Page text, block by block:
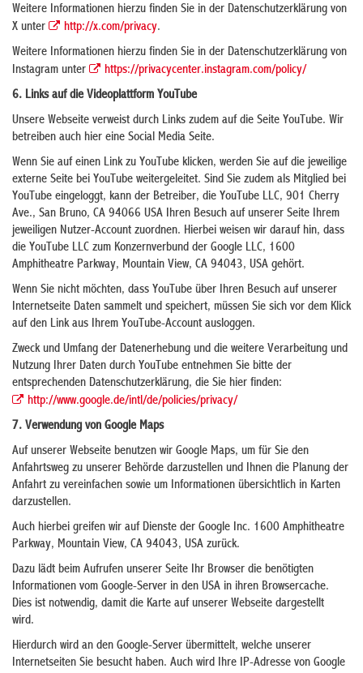
Weitere Informationen hierzu finden Sie in der Datenschutzerklärung von
X unter
http://x.com/privacy.
Weitere Informationen hierzu finden Sie in der Datenschutzerklärung von
Instagram unter
https://privacycenter.instagram.com/policy/
6. Links auf die Videoplattform YouTube
Unsere Webseite verweist durch Links zudem auf die Seite YouTube. Wir
betreiben auch hier eine Social Media Seite.
Wenn Sie auf einen Link zu YouTube klicken, werden Sie auf die jeweilige
externe Seite bei YouTube weitergeleitet. Sind Sie zudem als Mitglied bei
YouTube eingeloggt, kann der Betreiber, die YouTube LLC, 901 Cherry
Ave., San Bruno, CA 94066 USA Ihren Besuch auf unserer Seite Ihrem
jeweiligen Nutzer-Account zuordnen. Hierbei weisen wir darauf hin, dass
die YouTube LLC zum Konzernverbund der Google LLC, 1600
Amphitheatre Parkway, Mountain View, CA 94043, USA gehört.
Wenn Sie nicht möchten, dass YouTube über Ihren Besuch auf unserer
Internetseite Daten sammelt und speichert, müssen Sie sich vor dem Klick
auf den Link aus Ihrem YouTube-Account ausloggen.
Zweck und Umfang der Datenerhebung und die weitere Verarbeitung und
Nutzung Ihrer Daten durch YouTube entnehmen Sie bitte der
entsprechenden Datenschutzerklärung, die Sie hier finden:
http://www.google.de/intl/de/policies/privacy/
7. Verwendung von Google Maps
Auf unserer Webseite benutzen wir Google Maps, um für Sie den
Anfahrtsweg zu unserer Behörde darzustellen und Ihnen die Planung der
Anfahrt zu vereinfachen sowie um Informationen übersichtlich in Karten
darzustellen.
Auch hierbei greifen wir auf Dienste der Google Inc. 1600 Amphitheatre
Parkway, Mountain View, CA 94043, USA zurück.
Dazu lädt beim Aufrufen unserer Seite Ihr Browser die benötigten
Informationen vom Google-Server in den USA in ihren Browsercache.
Dies ist notwendig, damit die Karte auf unserer Webseite dargestellt
wird.
Hierdurch wird an den Google-Server übermittelt, welche unserer
Internetseiten Sie besucht haben. Auch wird Ihre IP-Adresse von Google